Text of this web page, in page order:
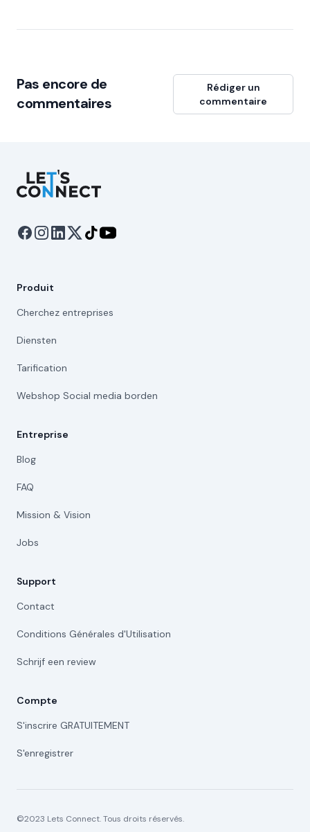
Pas encore de
commentaires
Rédiger un
commentaire
Let's Connect
Produit
Cherchez entreprises
Diensten
Tarification
Webshop Social media borden
Entreprise
Blog
FAQ
Mission & Vision
Jobs
Support
Contact
Conditions Générales d'Utilisation
Schrijf een review
Compte
S'inscrire GRATUITEMENT
S'enregistrer
©2023 Lets Connect. Tous droits réservés.